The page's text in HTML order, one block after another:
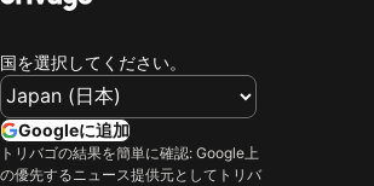
ホテルリブマックス西宮
ホテルウィングイン
メルヴェール有馬
アパ ホテル神戸三宮駅前
アパホテル〈神戸三宮〉
Namba Station
福井駅
関西国際空港
皆生温泉
国を選択してください。
Googleに追加
トリバゴの結果を簡単に確認: Google上
の優先するニュース提供元としてトリバ